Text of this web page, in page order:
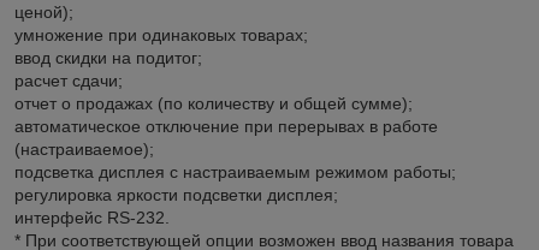
ценой);
умножение при одинаковых товарах;
ввод скидки на подитог;
расчет сдачи;
отчет о продажах (по количеству и общей сумме);
автоматическое отключение при перерывах в работе
(настраиваемое);
подсветка дисплея с настраиваемым режимом работы;
регулировка яркости подсветки дисплея;
интерфейс RS-232.
* При соответствующей опции возможен ввод названия товара